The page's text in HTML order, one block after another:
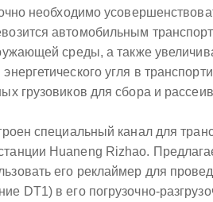
необходимо
автомобильным
среды, а также
угля в
грузовиков для сбора и
специальный канал для
Huaneng Rizhao.
его реклаймер для
DT1) в его погрузочно-